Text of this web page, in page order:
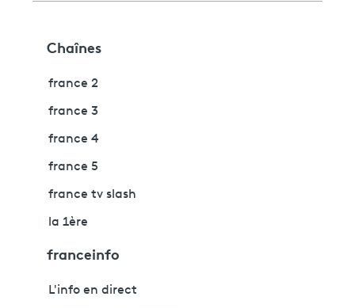
Chaînes
france 2
france 3
france 4
france 5
france tv slash
la 1ère
franceinfo
L'info en direct